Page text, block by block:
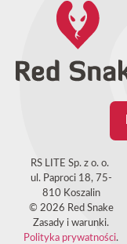
RS LITE Sp. z o. o.
ul. Paproci 18, 75-
810 Koszalin
© 2026 Red Snake
Zasady i warunki.
Polityka prywatności.